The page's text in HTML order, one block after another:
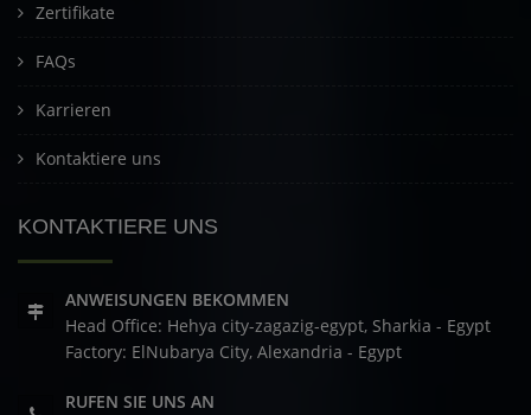
Zertifikate
FAQs
Karrieren
Kontaktiere uns
KONTAKTIERE UNS
ANWEISUNGEN BEKOMMEN
Head Office: Hehya city-zagazig-egypt, Sharkia - Egypt
Factory: ElNubarya City, Alexandria - Egypt
RUFEN SIE UNS AN